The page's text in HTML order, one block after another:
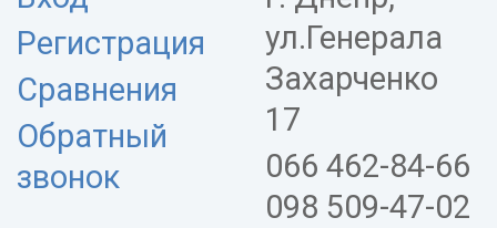
Регистрация
Сравнения
Обратный
звонок
ул.Генерала
Захарченко
17
066 462-84-66
098 509-47-02